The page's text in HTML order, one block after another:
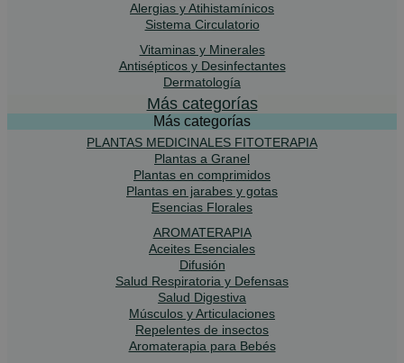
Alergias y Atihistamínicos
Sistema Circulatorio
Vitaminas y Minerales
Antisépticos y Desinfectantes
Dermatología
Más categorías
Más categorías
PLANTAS MEDICINALES FITOTERAPIA
Plantas a Granel
Plantas en comprimidos
Plantas en jarabes y gotas
Esencias Florales
AROMATERAPIA
Aceites Esenciales
Difusión
Salud Respiratoria y Defensas
Salud Digestiva
Músculos y Articulaciones
Repelentes de insectos
Aromaterapia para Bebés